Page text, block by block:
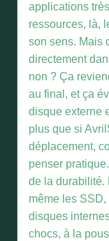
applications
ressources, là,
son sens. Mais
directement
non ? Ça
au final, et ça
disque externe
plus que si
déplacement,
penser
de la durabilité.
même les
disques
chocs, à la